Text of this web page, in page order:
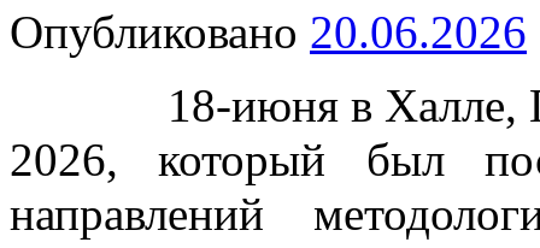
Опубликовано 20.06.2026
18-июня в Халле,
2026, который был
направлений